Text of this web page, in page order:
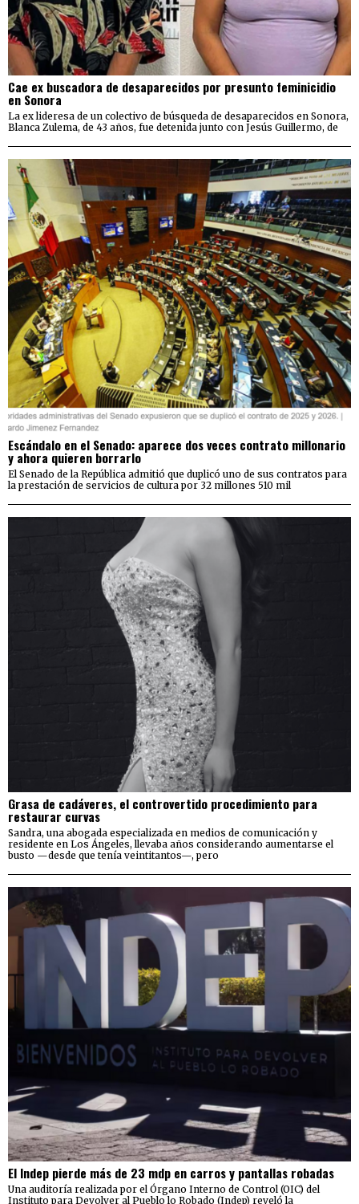
Cae ex buscadora de desaparecidos por presunto feminicidio
en Sonora
La ex lideresa de un colectivo de búsqueda de desaparecidos en Sonora,
Blanca Zulema, de 43 años, fue detenida junto con Jesús Guillermo, de
Escándalo en el Senado: aparece dos veces contrato millonario
y ahora quieren borrarlo
El Senado de la República admitió que duplicó uno de sus contratos para
la prestación de servicios de cultura por 32 millones 510 mil
Grasa de cadáveres, el controvertido procedimiento para
restaurar curvas
Sandra, una abogada especializada en medios de comunicación y
residente en Los Ángeles, llevaba años considerando aumentarse el
busto —desde que tenía veintitantos—, pero
El Indep pierde más de 23 mdp en carros y pantallas robadas
Una auditoría realizada por el Órgano Interno de Control (OIC) del
Instituto para Devolver al Pueblo lo Robado (Indep) reveló la